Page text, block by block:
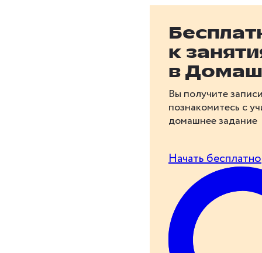
к
в
Вы получите
познакомитесь с
домашнее задание
Начать бесплатно